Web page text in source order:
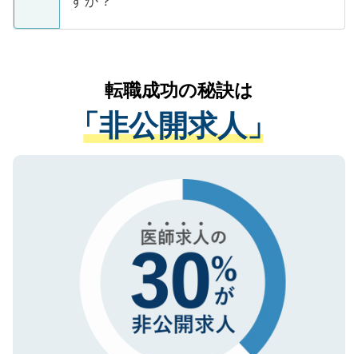
支援を目的に使用いたします。お預かりし
ているすべての個人データはご本人の許可
は、個人情報の取り扱いについての厳密な
管理基準を満たした事業者のみに付与され
る、プライバシーマークを取得済みです。
ご登録いただいた個人情報は、SSL（デー
で、機密保持に関してもご安心ください。
かがいして、現在の医療機関の状況や紹介
経験をまじえながら、適切なアドバイスを
させていただきます。すぐにご転職をされ
ない方には、長期的なサポートが可能です
ので、まずはご登録ください。
転職成功の秘訣は
「非公開求人」